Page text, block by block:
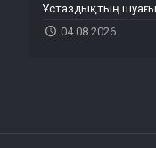
Ұстаздықтың
04.08.2026